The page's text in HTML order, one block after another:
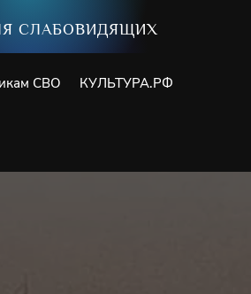
СЛАБОВИДЯЩИХ
СВО КУЛЬТУРА.РФ